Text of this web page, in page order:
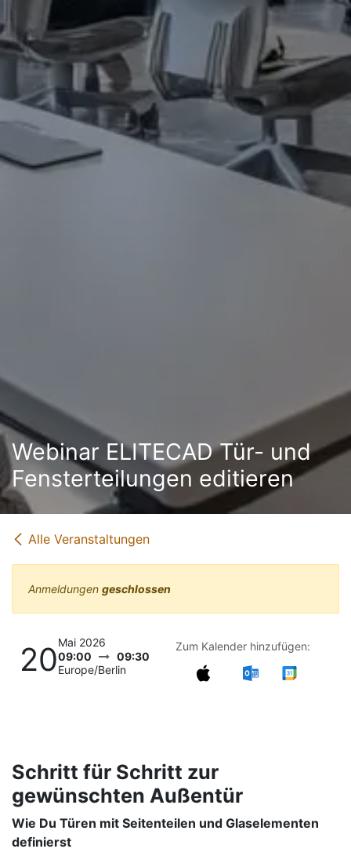
Webinar ELITECAD Tür- und
Fensterteilungen editieren
Alle Veranstaltungen
Anmeldungen geschlossen
20Mai 2026
09:00
09:30
Europe/Berlin
Zum Kalender hinzufügen:
Schritt für Schritt zur
gewünschten Außentür
Wie Du Türen mit Seitenteilen und Glaselementen
definierst